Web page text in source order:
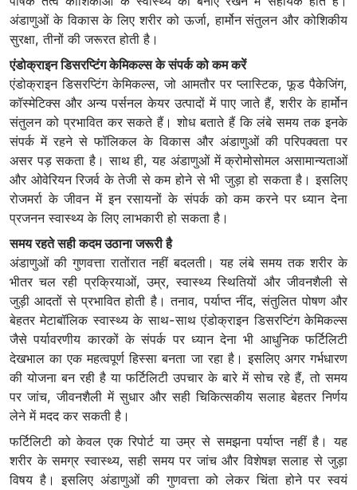
अंडाणुओं के विकास के लिए शरीर को ऊर्जा, हार्मोन संतुलन और कोशिकीय
सुरक्षा, तीनों की जरूरत होती है।
एंडोक्राइन डिसरप्टिंग केमिकल्स के संपर्क को कम करें
एंडोक्राइन डिसरप्टिंग केमिकल्स, जो आमतौर पर प्लास्टिक, फूड पैकेजिंग,
कॉस्मेटिक्स और अन्य पर्सनल केयर उत्पादों में पाए जाते हैं, शरीर के हार्मोन
संतुलन को प्रभावित कर सकते हैं। शोध बताते हैं कि लंबे समय तक इनके
संपर्क में रहने से फॉलिकल के विकास और अंडाणुओं की परिपक्वता पर
असर पड़ सकता है। साथ ही, यह अंडाणुओं में क्रोमोसोमल असामान्यताओं
और ओवेरियन रिजर्व के तेजी से कम होने से भी जुड़ा हो सकता है। इसलिए
रोजमर्रा के जीवन में इन रसायनों के संपर्क को कम करने पर ध्यान देना
प्रजनन स्वास्थ्य के लिए लाभकारी हो सकता है।
समय रहते सही कदम उठाना जरूरी है
अंडाणुओं की गुणवत्ता रातोंरात नहीं बदलती। यह लंबे समय तक शरीर के
भीतर चल रही प्रक्रियाओं, उम्र, स्वास्थ्य स्थितियों और जीवनशैली से
जुड़ी आदतों से प्रभावित होती है। तनाव, पर्याप्त नींद, संतुलित पोषण और
बेहतर मेटाबॉलिक स्वास्थ्य के साथ-साथ एंडोक्राइन डिसरप्टिंग केमिकल्स
जैसे पर्यावरणीय कारकों के संपर्क पर ध्यान देना भी आधुनिक फर्टिलिटी
देखभाल का एक महत्वपूर्ण हिस्सा बनता जा रहा है। इसलिए अगर गर्भधारण
की योजना बन रही है या फर्टिलिटी उपचार के बारे में सोच रहे हैं, तो समय
पर जांच, जीवनशैली में सुधार और सही चिकित्सकीय सलाह बेहतर निर्णय
लेने में मदद कर सकती है।
फर्टिलिटी को केवल एक रिपोर्ट या उम्र से समझना पर्याप्त नहीं है। यह
शरीर के समग्र स्वास्थ्य, सही समय पर जांच और विशेषज्ञ सलाह से जुड़ा
विषय है। इसलिए अंडाणुओं की गुणवत्ता को लेकर चिंता होने पर स्वयं